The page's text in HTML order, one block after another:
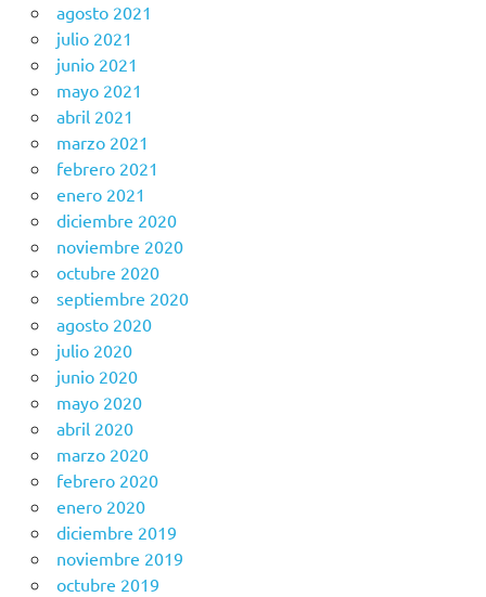
agosto 2021
julio 2021
junio 2021
mayo 2021
abril 2021
marzo 2021
febrero 2021
enero 2021
diciembre 2020
noviembre 2020
octubre 2020
septiembre 2020
agosto 2020
julio 2020
junio 2020
mayo 2020
abril 2020
marzo 2020
febrero 2020
enero 2020
diciembre 2019
noviembre 2019
octubre 2019